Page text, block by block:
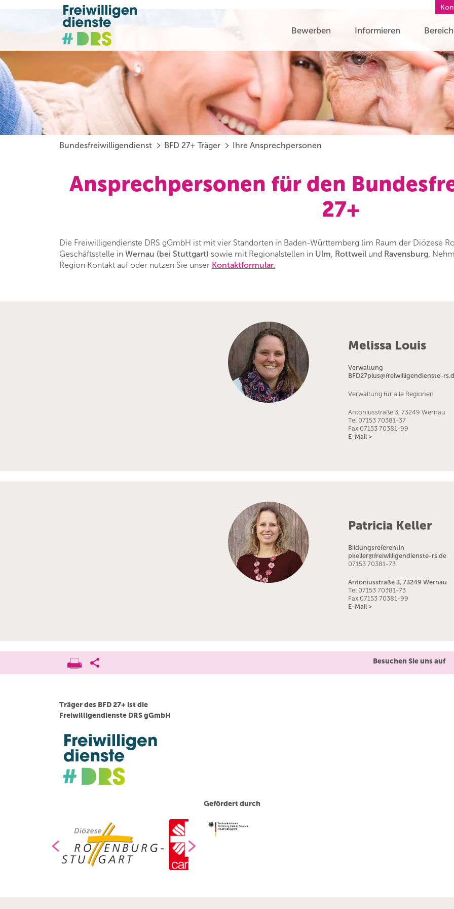
Bewerben Informieren
Bundesfreiwilligendienst BFD 27+ Träger Ihre Ansprechpersonen
Ansprechpersonen für den
27+
Die Freiwilligendienste DRS gGmbH ist mit vier Standorten in Baden-Württemberg (im Raum der Diözese
Geschäftsstelle in Wernau (bei Stuttgart) sowie mit Regionalstellen in Ulm Rottweil und Ravensburg.
Region Kontakt auf oder nutzen Sie unser Kontaktformular.
Melissa Louis
Verwaltung
BFD27plus@freiwilligendienste-
Verwaltung für alle Regionen
Antoniusstraße 3, 73249 Wernau
Tel 07153 70381-37
Fax 07153 70381-99
E-Mail >
Patricia Keller
Bildungsreferentin
pkeller@freiwilligendienste-rs.de
07153 70381-73
Antoniusstraße 3, 73249 Wernau
Tel 07153 70381-73
Fax 07153 70381-99
E-Mail >
Besuchen Sie uns auf
Träger des BFD 27+ ist die
Freiwilligendienste DRS gGmbH
Gefördert durch